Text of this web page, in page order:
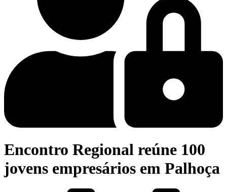
Encontro Regional reúne 100
jovens empresários em Palhoça